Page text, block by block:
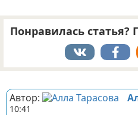
Понравилась статья?
Автор:
10:41